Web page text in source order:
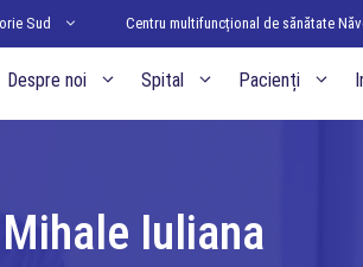
Sud Centru multifuncțional de sănătate
Despre noi Spital Pacienți
Mihale Iuliana